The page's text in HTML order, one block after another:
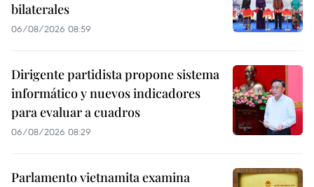
bilaterales
06/08/2026 08:59
Dirigente partidista propone sistema
informático y nuevos indicadores
para evaluar a cuadros
06/08/2026 08:29
Parlamento vietnamita examina